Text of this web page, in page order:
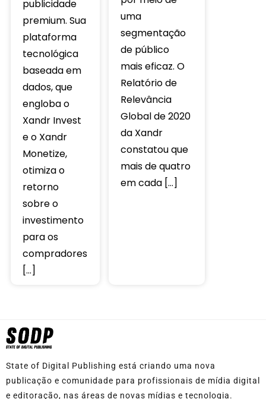
publicidade
premium. Sua
plataforma
tecnológica
baseada em
dados, que
engloba o
Xandr Invest
e o Xandr
Monetize,
otimiza o
retorno
sobre o
investimento
para os
compradores
[…]
uma
segmentação
de público
mais eficaz. O
Relatório de
Relevância
Global de 2020
da Xandr
constatou que
mais de quatro
em cada […]
State of Digital Publishing está criando uma nova
publicação e comunidade para profissionais de mídia digital
e editoração, nas áreas de novas mídias e tecnologia.